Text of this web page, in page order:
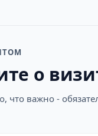
о
что важно -